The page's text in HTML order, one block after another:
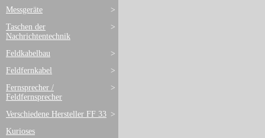
>
Messgeräte
>
Taschen der
Nachrichtentechnik
>
Feldkabelbau
>
Feldfernkabel
>
Fernsprecher /
Feldfernsprecher
>
Verschiedene Hersteller FF 33
Kurioses